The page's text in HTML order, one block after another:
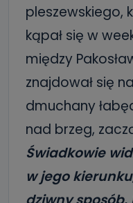
pleszewskiego,
kąpał się w
między
znajdował się
dmuchany
nad brzeg,
Świadkowie
w jego